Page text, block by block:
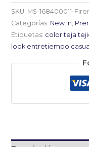
cuello
cantidad
SKU: MS-168400011-
Categorías: New In,
Etiquetas: color teja
look entretiempo casual